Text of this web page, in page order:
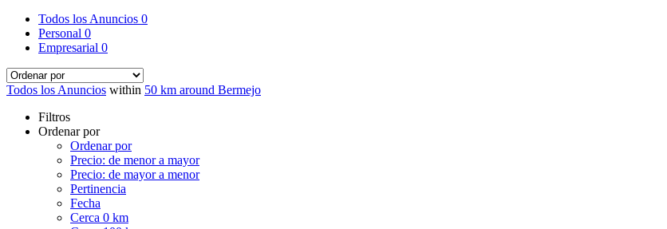
Todos los Anuncios 0
Personal 0
Empresarial 0
Todos los Anuncios within 50 km around Bermejo
Filtros
Ordenar por
Ordenar por
Precio: de menor a mayor
Precio: de mayor a menor
Pertinencia
Fecha
Cerca 0 km